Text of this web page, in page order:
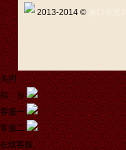
2013-2014 ©
关闭
前 台
客服一
客服二
在线客服